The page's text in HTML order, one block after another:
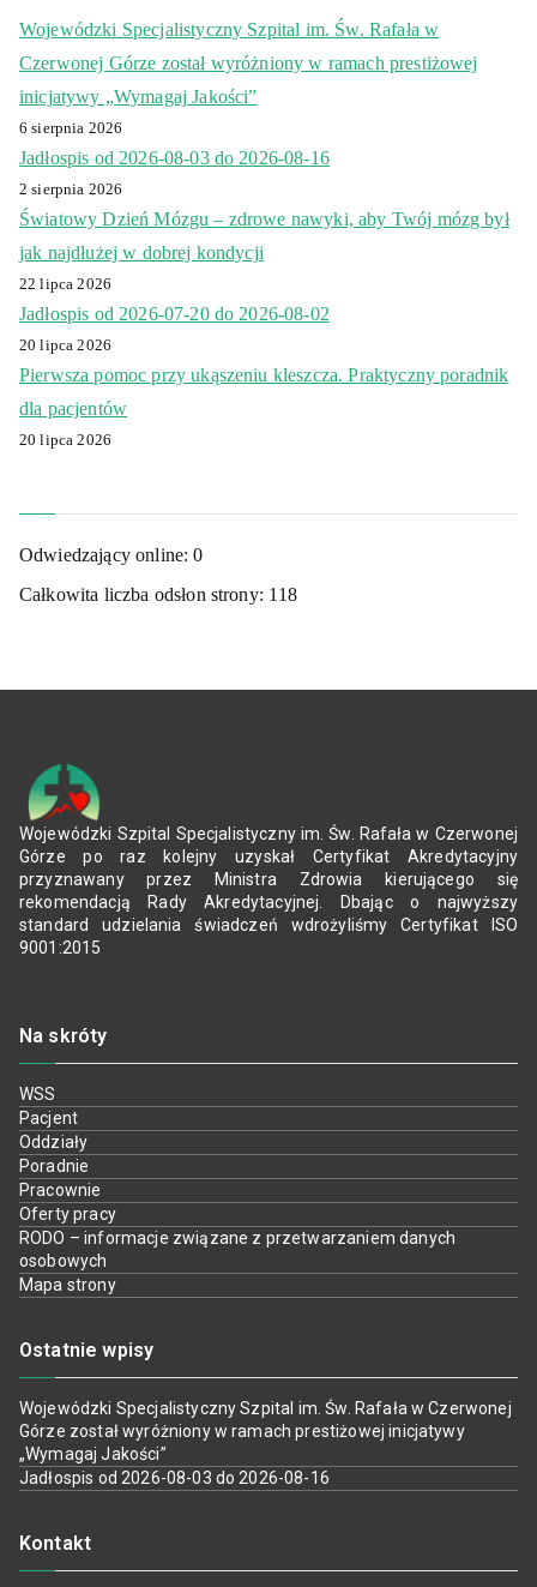
Wojewódzki Specjalistyczny Szpital im. Św. Rafała w
Czerwonej Górze został wyróżniony w ramach prestiżowej
inicjatywy „Wymagaj Jakości”
6 sierpnia 2026
Jadłospis od 2026-08-03 do 2026-08-16
2 sierpnia 2026
Światowy Dzień Mózgu – zdrowe nawyki, aby Twój mózg był
jak najdłużej w dobrej kondycji
22 lipca 2026
Jadłospis od 2026-07-20 do 2026-08-02
20 lipca 2026
Pierwsza pomoc przy ukąszeniu kleszcza. Praktyczny poradnik
dla pacjentów
20 lipca 2026
Odwiedzający online:0
Całkowita liczba odsłon strony: 118
Wojewódzki Szpital Specjalistyczny im. Św. Rafała w Czerwonej
Górze po raz kolejny uzyskał Certyfikat Akredytacyjny
przyznawany przez Ministra Zdrowia kierującego się
rekomendacją Rady Akredytacyjnej. Dbając o najwyższy
standard udzielania świadczeń wdrożyliśmy Certyfikat ISO
9001:2015
Na skróty
WSS
Pacjent
Oddziały
Poradnie
Pracownie
Oferty pracy
RODO – informacje związane z przetwarzaniem danych
osobowych
Mapa strony
Ostatnie wpisy
Wojewódzki Specjalistyczny Szpital im. Św. Rafała w Czerwonej
Górze został wyróżniony w ramach prestiżowej inicjatywy
„Wymagaj Jakości”
Jadłospis od 2026-08-03 do 2026-08-16
Kontakt